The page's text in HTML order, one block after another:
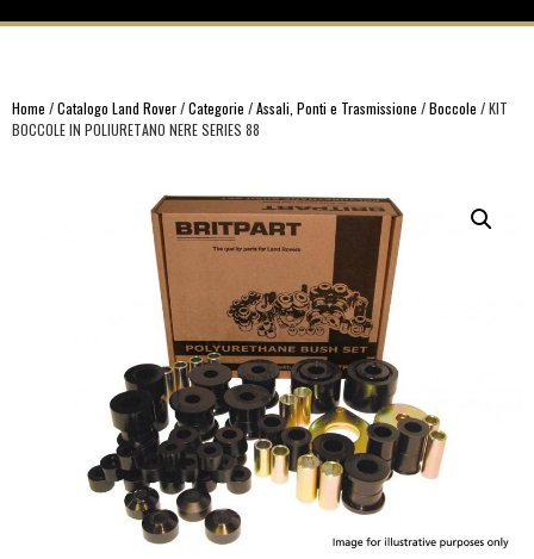
Home /Catalogo Land Rover/Categorie /Assali, Ponti e Trasmissione /Boccole / KIT
BOCCOLE IN POLIURETANO NERE SERIES 88